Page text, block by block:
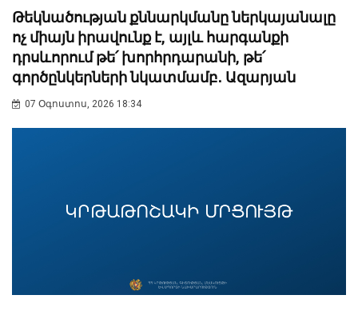
Թեկնածության քննարկմանը ներկայանալը
ոչ միայն իրավունք է, այլև հարգանքի
դրսևորում թե՛ խորհրդարանի, թե՛
գործընկերների նկատմամբ․ Ազարյան
07 Օգոստոս, 2026 18:34